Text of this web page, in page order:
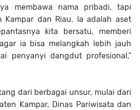
membawa nama pribadi, tapi
Kampar dan Riau. Ia adalah aset
kita bersatu, memberi
ia bisa melangkah lebih jauh
penyanyi dangdut profesional,”
dari berbagai unsur, mulai dari
Kampar, Dinas Pariwisata dan